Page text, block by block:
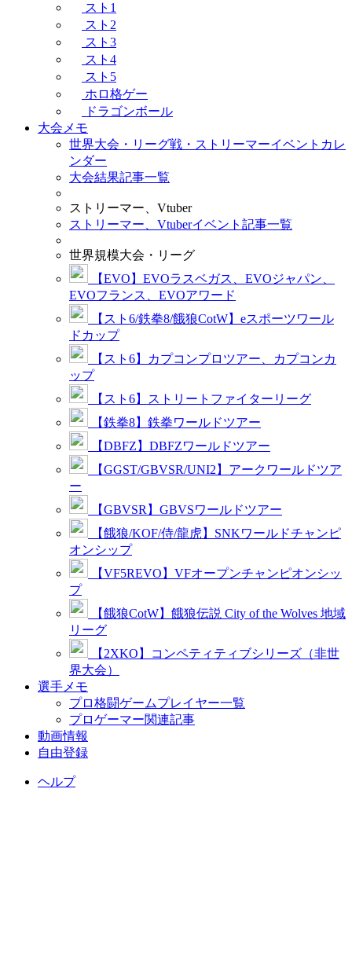
スト1
スト2
スト3
スト4
スト5
ホロ格ゲー
ドラゴンボール
大会メモ
世界大会・リーグ戦・ストリーマーイベントカレ
ンダー
大会結果記事一覧
ストリーマー、Vtuber
ストリーマー、Vtuberイベント記事一覧
世界規模大会・リーグ
【EVO】EVOラスベガス、EVOジャパン、
EVOフランス、EVOアワード
【スト6/鉄拳8/餓狼CotW】eスポーツワール
ドカップ
【スト6】カプコンプロツアー、カプコンカ
ップ
【スト6】ストリートファイターリーグ
【鉄拳8】鉄拳ワールドツアー
【DBFZ】DBFZワールドツアー
【GGST/GBVSR/UNI2】アークワールドツア
ー
【GBVSR】GBVSワールドツアー
【餓狼/KOF/侍/龍虎】SNKワールドチャンピ
オンシップ
【VF5REVO】VFオープンチャンピオンシッ
プ
【餓狼CotW】餓狼伝説 City of the Wolves 地域
リーグ
【2XKO】コンペティティブシリーズ（非世
界大会）
選手メモ
プロ格闘ゲームプレイヤー一覧
プロゲーマー関連記事
動画情報
自由登録
ヘルプ